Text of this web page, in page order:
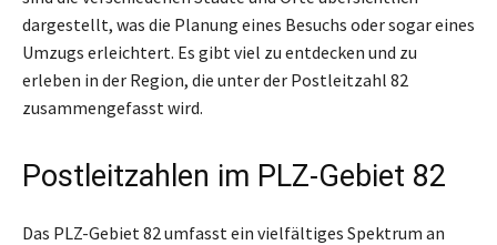
dargestellt, was die Planung eines Besuchs oder sogar eines
Umzugs erleichtert. Es gibt viel zu entdecken und zu
erleben in der Region, die unter der Postleitzahl 82
zusammengefasst wird.
Postleitzahlen im PLZ-Gebiet 82
Das PLZ-Gebiet 82 umfasst ein vielfältiges Spektrum an